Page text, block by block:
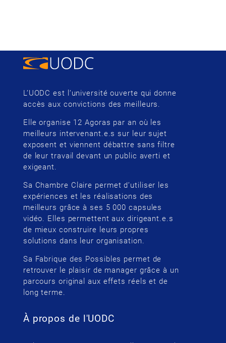
L’UODC est l’université ouverte qui donne
accès aux convictions des meilleurs.
Elle organise 12 Agoras par an où les
meilleurs intervenant.e.s sur leur sujet
exposent et viennent débattre sans filtre
de leur travail devant un public averti et
exigeant.
Sa Chambre Claire permet d’utiliser les
expériences et les réalisations des
meilleurs grâce à ses 5 000 capsules
vidéo. Elles permettent aux dirigeant.e.s
de mieux construire leurs propres
solutions dans leur organisation.
Sa Fabrique des Possibles permet de
retrouver le plaisir de manager grâce à un
parcours original aux effets réels et de
long terme.
À propos de l'UODC